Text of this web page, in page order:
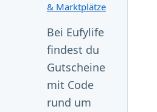
& Marktplätze
Bei Eufylife
findest du
Gutscheine
mit Code
rund um